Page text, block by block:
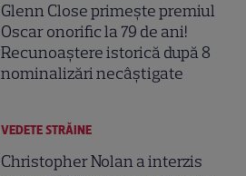
Glenn Close primește premiul
Oscar onorific la 79 de ani!
Recunoaștere istorică după 8
nominalizări necâștigate
VEDETE STRĂINE
Christopher Nolan a interzis